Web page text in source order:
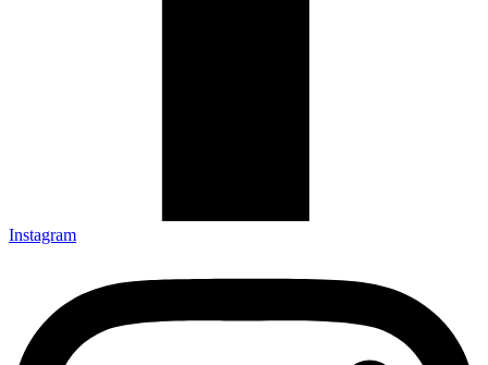
Instagram